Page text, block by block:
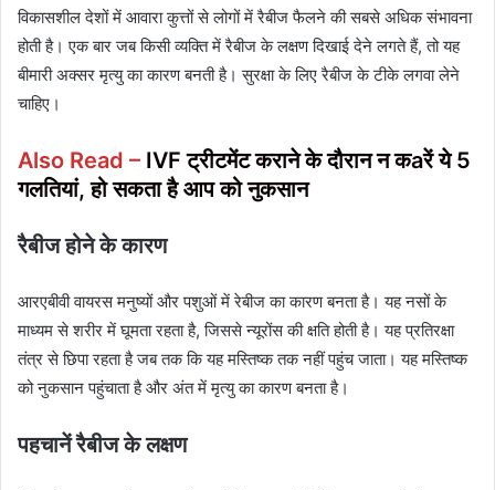
विकासशील देशों में आवारा कुत्तों से लोगों में रैबीज फैलने की सबसे अधिक संभावना
होती है। एक बार जब किसी व्यक्ति में रैबीज के लक्षण दिखाई देने लगते हैं, तो यह
बीमारी अक्सर मृत्यु का कारण बनती है। सुरक्षा के लिए रैबीज के टीके लगवा लेने
चाहिए।
Also Read – IVF ट्रीटमेंट कराने के दौरान न कaरें ये 5
गलतियां, हो सकता है आप को नुकसान
रैबीज होने के कारण
आरएबीवी वायरस मनुष्यों और पशुओं में रेबीज का कारण बनता है। यह नसों के
माध्यम से शरीर में घूमता रहता है, जिससे न्यूरोंस की क्षति होती है। यह प्रतिरक्षा
तंत्र से छिपा रहता है जब तक कि यह मस्तिष्क तक नहीं पहुंच जाता। यह मस्तिष्क
को नुकसान पहुंचाता है और अंत में मृत्यु का कारण बनता है।
पहचानें रैबीज के लक्षण